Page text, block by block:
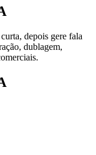
depois gere fala
dublagem,